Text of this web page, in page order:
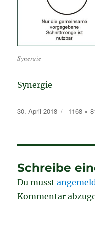
Synergie
Synergie
Veröffentlicht
30. April 2018 1168 ×
Schreibe
Du musst
Kommentar